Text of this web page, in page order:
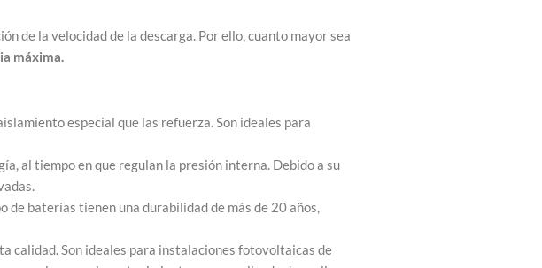
de la velocidad de la descarga. Por ello, cuanto mayor sea
máxima.
especial que las refuerza. Son ideales para
al tiempo en que regulan la presión interna. Debido a su
baterías tienen una durabilidad de más de 20 años,
calidad. Son ideales para instalaciones fotovoltaicas de